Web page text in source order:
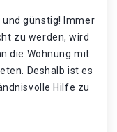
günstig! Immer
zu werden, wird
die Wohnung mit
Deshalb ist es
Hilfe zu